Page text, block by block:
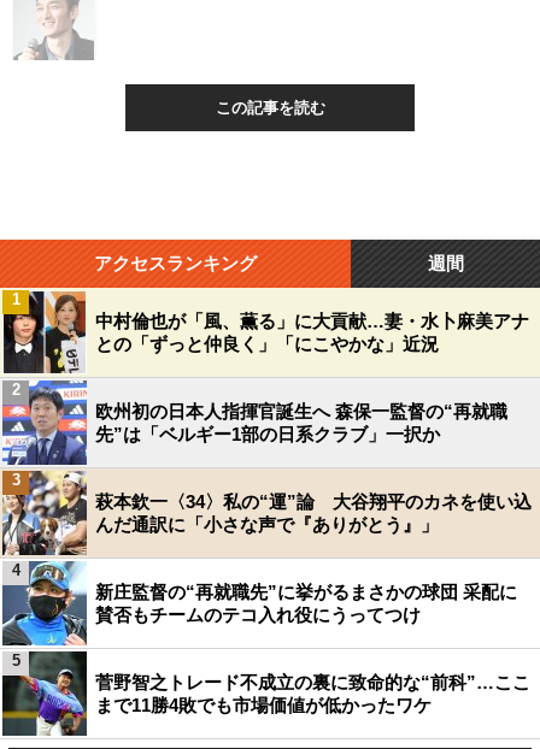
この記事を読む
アクセスランキング 週間
中村倫也が「風、薫る」に大貢献…妻・水卜麻美アナ
との「ずっと仲良く」「にこやかな」近況
1
欧州初の日本人指揮官誕生へ 森保一監督の“再就職
先”は「ベルギー1部の日系クラブ」一択か
2
萩本欽一〈34〉私の“運”論 大谷翔平のカネを使い込
んだ通訳に「小さな声で『ありがとう』」
3
新庄監督の“再就職先”に挙がるまさかの球団 采配に
賛否もチームのテコ入れ役にうってつけ
4
菅野智之トレード不成立の裏に致命的な“前科”…ここ
まで11勝4敗でも市場価値が低かったワケ
5